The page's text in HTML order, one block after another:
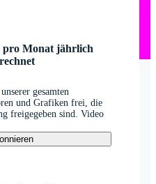
pro Monat jährlich
gesamten
und Grafiken frei, die
freigegeben sind. Video